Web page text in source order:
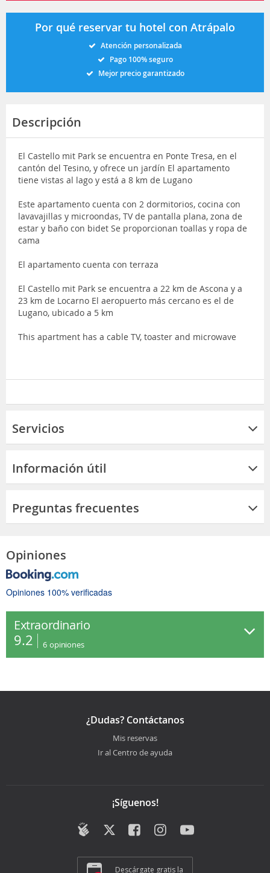
Por qué reservar tu hotel con Atrápalo
Atención personalizada
Pago 100% seguro
Mejor precio garantizado
Descripción
El Castello mit Park se encuentra en Ponte Tresa, en el
cantón del Tesino, y ofrece un jardín El apartamento
tiene vistas al lago y está a 8 km de Lugano
Este apartamento cuenta con 2 dormitorios, cocina con
lavavajillas y microondas, TV de pantalla plana, zona de
estar y baño con bidet Se proporcionan toallas y ropa de
cama
El apartamento cuenta con terraza
El Castello mit Park se encuentra a 22 km de Ascona y a
23 km de Locarno El aeropuerto más cercano es el de
Lugano, ubicado a 5 km
This apartment has a cable TV, toaster and microwave
Servicios
Información útil
Preguntas frecuentes
Opiniones
Opiniones 100% verificadas
Extraordinario
9.2 6 opiniones
¿Dudas? Contáctanos
Mis reservas
Ir al Centro de ayuda
¡Síguenos!
Descárgate gratis la